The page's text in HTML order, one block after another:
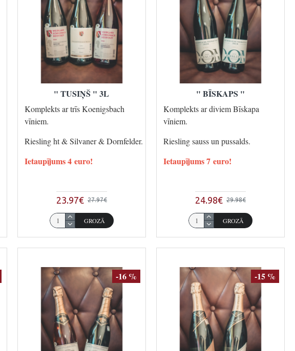
" TUSIŅŠ " 3L
Komplekts ar trīs Koenigsbach
vīniem.
Riesling ht & Silvaner & Dornfelder.
Ietaupījums 4 euro!
23.97€ 27.97€
GROZĀ
" BĪSKAPS "
Komplekts ar diviem Bīskapa
vīniem.
Riesling sauss un pussalds.
Ietaupījums 7 euro!
24.98€ 29.98€
GROZĀ
-16 % -15 %